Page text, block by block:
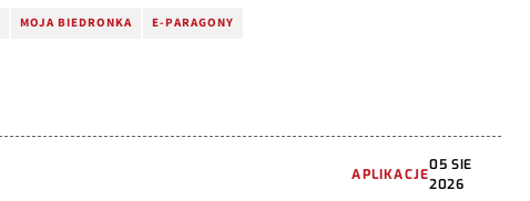
MOJA BIEDRONKA E-PARAGONY
APLIKACJE
05 SIE
2026